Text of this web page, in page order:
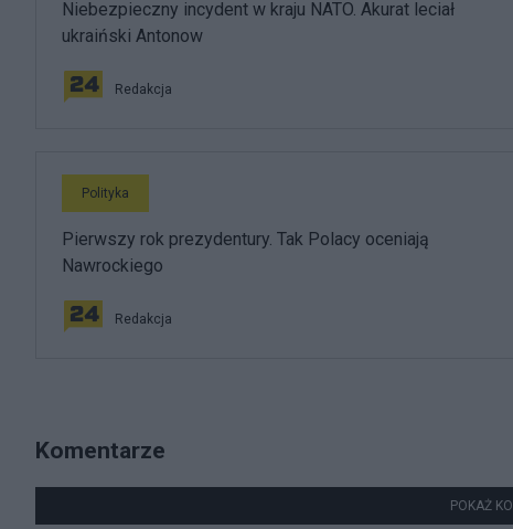
Niebezpieczny incydent w kraju NATO. Akurat leciał
ukraiński Antonow
Redakcja
Polityka
Pierwszy rok prezydentury. Tak Polacy oceniają
Nawrockiego
Redakcja
Komentarze
POKAŻ